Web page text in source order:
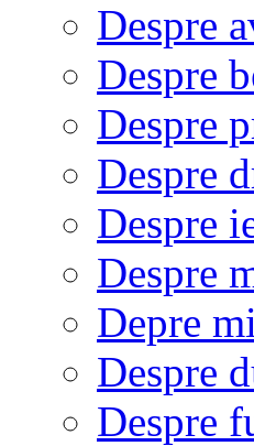
Despre
Despre
Despre
Despre
Despre
Despre
Depre
Despre
Despre